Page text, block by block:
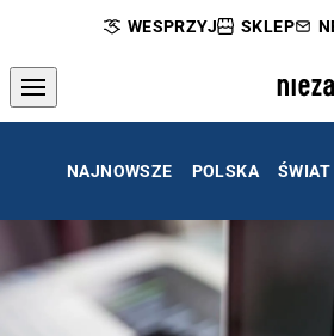
WESPRZYJ SKLEP
NAJNOWSZE POLSKA ŚWIAT